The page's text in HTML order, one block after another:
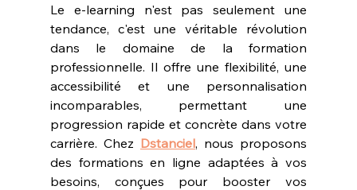
Le e-learning n'est pas seulement une
tendance, c'est une véritable révolution
dans le domaine de la formation
professionnelle. Il offre une flexibilité, une
accessibilité et une personnalisation
incomparables, permettant une
progression rapide et concrète dans votre
carrière. Chez Dstanciel, nous proposons
des formations en ligne adaptées à vos
besoins, conçues pour booster vos